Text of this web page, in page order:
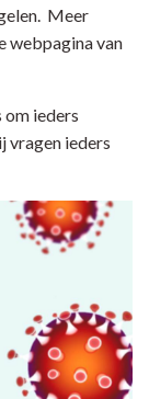
Meer
webpagina van
om ieders
vragen ieders